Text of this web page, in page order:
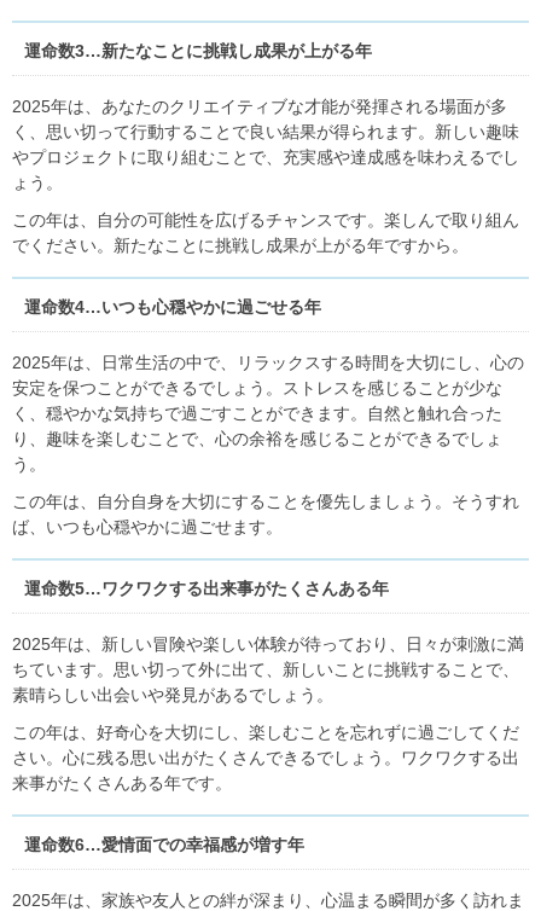
運命数3…新たなことに挑戦し成果が上がる年
2025年は、あなたのクリエイティブな才能が発揮される場面が多
く、思い切って行動することで良い結果が得られます。新しい趣味
やプロジェクトに取り組むことで、充実感や達成感を味わえるでし
ょう。
この年は、自分の可能性を広げるチャンスです。楽しんで取り組ん
でください。新たなことに挑戦し成果が上がる年ですから。
運命数4…いつも心穏やかに過ごせる年
2025年は、日常生活の中で、リラックスする時間を大切にし、心の
安定を保つことができるでしょう。ストレスを感じることが少な
く、穏やかな気持ちで過ごすことができます。自然と触れ合った
り、趣味を楽しむことで、心の余裕を感じることができるでしょ
う。
この年は、自分自身を大切にすることを優先しましょう。そうすれ
ば、いつも心穏やかに過ごせます。
運命数5…ワクワクする出来事がたくさんある年
2025年は、新しい冒険や楽しい体験が待っており、日々が刺激に満
ちています。思い切って外に出て、新しいことに挑戦することで、
素晴らしい出会いや発見があるでしょう。
この年は、好奇心を大切にし、楽しむことを忘れずに過ごしてくだ
さい。心に残る思い出がたくさんできるでしょう。ワクワクする出
来事がたくさんある年です。
運命数6…愛情面での幸福感が増す年
2025年は、家族や友人との絆が深まり、心温まる瞬間が多く訪れま